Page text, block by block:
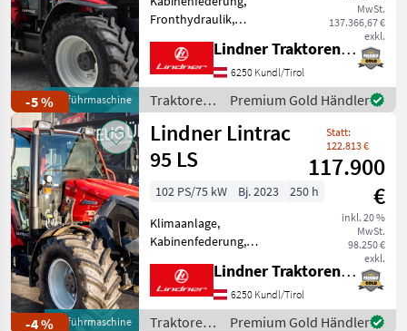
-5 %Vorführmaschine
MwSt.
137.366,67 €
exkl.
Fronthydraulik,
Frontladerkonsole
LISTENPREIS: € 211.047, -
inkl. 20% MwSt. TOP-
AUSSTATTUNG: 4 Leitungen
nach vorne auf
Anfahrschutz,
Lindner Traktorenwerk GesmbH
6250 Kundl/Tirol
Traktoren
/ Lindner
Premium Gold Händler
-4 %Vorführmaschine
Lindner Lintrac
95 LS
Statt:
122.813 €
117.900
€
inkl. 20 %
MwSt.
98.250 €
exkl.
102 PS/75 kW Bj. 2023
250 h
Klimaanlage,
Kabinenfederung,
Frontzapfwelle,
Frontladerkonsole
LISTENPREIS: € 154.148, -
Lindner Traktorenwerk GesmbH
6250 Kundl/Tirol
Traktoren
Premium Gold Händler